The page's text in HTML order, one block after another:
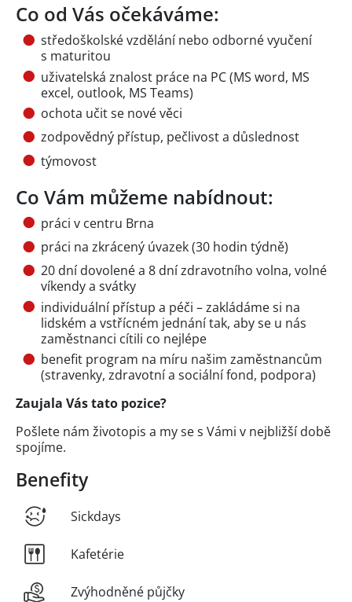
Co od Vás očekáváme:
středoškolské vzdělání nebo odborné vyučení
s maturitou
uživatelská znalost práce na PC (MS word, MS
excel, outlook, MS Teams)
ochota učit se nové věci
zodpovědný přístup, pečlivost a důslednost
týmovost
Co Vám můžeme nabídnout:
práci v centru Brna
práci na zkrácený úvazek (30 hodin týdně)
20 dní dovolené a 8 dní zdravotního volna, volné
víkendy a svátky
individuální přístup a péči – zakládáme si na
lidském a vstřícném jednání tak, aby se u nás
zaměstnanci cítili co nejlépe
benefit program na míru našim zaměstnancům
(stravenky, zdravotní a sociální fond, podpora)
Zaujala Vás tato pozice?
Pošlete nám životopis a my se s Vámi v nejbližší době
spojíme.
Benefity
Sickdays
Kafetérie
Zvýhodněné půjčky